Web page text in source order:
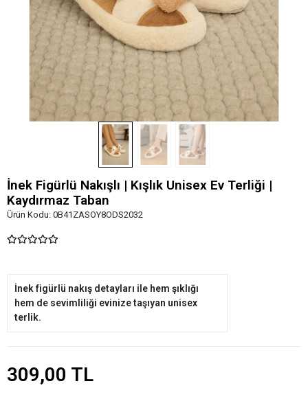
İnek Figürlü Nakışlı | Kışlık Unisex Ev Terliği |
Kaydırmaz Taban
Ürün Kodu: 0B41ZASOY8ODS2032
İnek figürlü nakış detayları ile hem şıklığı
hem de sevimliliği evinize taşıyan unisex
terlik.
309,00 TL